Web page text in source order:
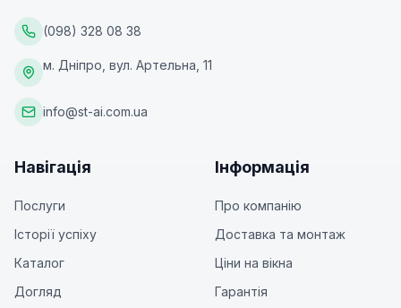
(098) 328 08 38
м. Дніпро, вул. Артельна, 11
info@st-ai.com.ua
Навігація
Послуги
Історії успіху
Каталог
Догляд
Інформація
Про компанію
Доставка та монтаж
Ціни на вікна
Гарантія